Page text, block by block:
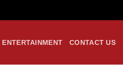
ENTERTAINMENT CONTACT US